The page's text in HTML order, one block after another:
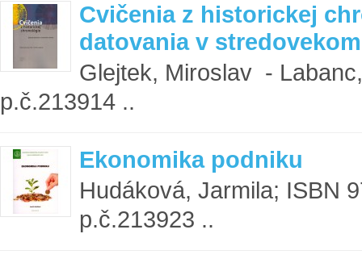
Cvičenia z historickej
datovania v
Glejtek, Miroslav -
p.č.213914 ..
Ekonomika podniku
Hudáková, Jarmila; ISBN
p.č.213923 ..